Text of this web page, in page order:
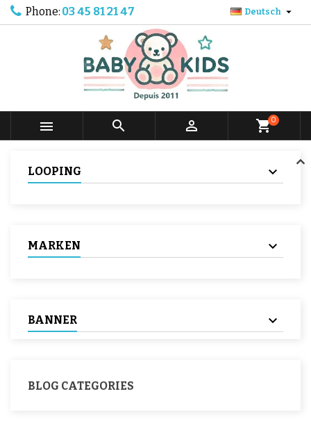
Phone: 03 45 81 21 47 Deutsch 
   shopping_cart0
LOOPING
MARKEN
BANNER
BLOG CATEGORIES